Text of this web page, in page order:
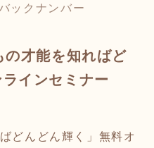
ックナンバー
才能を知ればど
インセミナー
どんどん輝く」無料オ